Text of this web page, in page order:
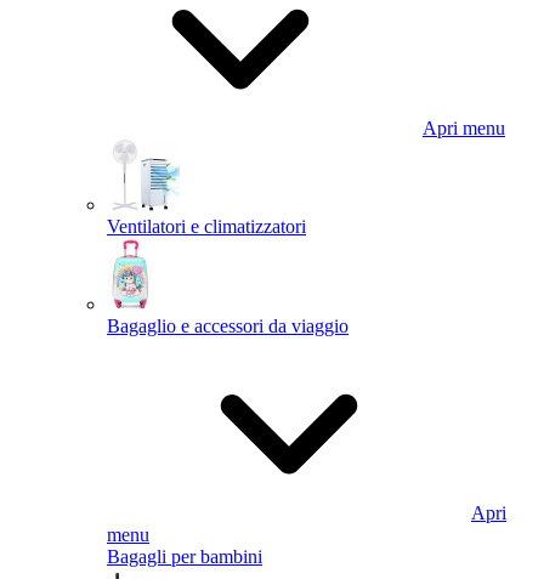
Apri menu
Ventilatori e climatizzatori
Bagaglio e accessori da viaggio
Apri
menu
Bagagli per bambini